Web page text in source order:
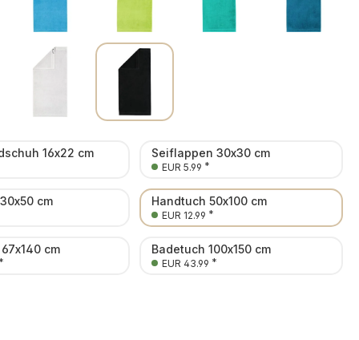
16x22 cm Seiflappen 30x30 cm
EUR 5.99 *
cm Handtuch 50x100 cm
EUR 12.99 *
cm
*
Badetuch 100x150 cm
EUR 43.99 *